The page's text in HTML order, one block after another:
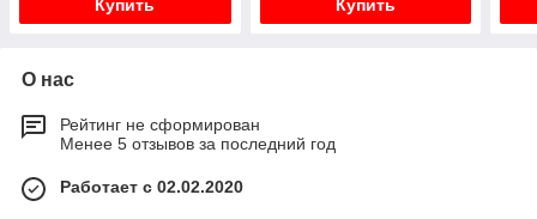
Купить Купить
О нас
Рейтинг не сформирован
Менее 5 отзывов за последний год
Работает с 02.02.2020